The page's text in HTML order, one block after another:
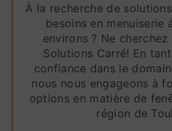
À la recherche de
besoins en menuiserie
environs ? Ne
Solutions Carré! En
confiance dans le
nous nous engageons à
options en matière de
région de